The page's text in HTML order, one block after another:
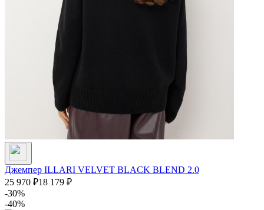
Джемпер ILLARI VELVET BLACK BLEND 2.0
25 970 ₽18 179 ₽
-30%
-40%